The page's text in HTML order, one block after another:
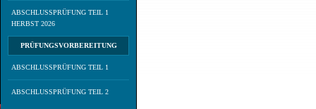
ABSCHLUSSPRÜFUNG TEIL 1
HERBST 2026
PRÜFUNGSVORBEREITUNG
ABSCHLUSSPRÜFUNG TEIL 1
ABSCHLUSSPRÜFUNG TEIL 2